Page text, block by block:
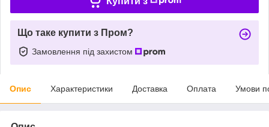
Що таке купити з Пром?
Замовлення під захистом
Опис Характеристики Доставка Оплата Умови